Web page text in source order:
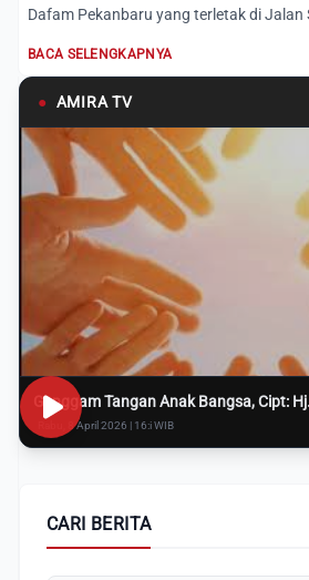
Dafam Pekanbaru yang terletak di Jalan
BACA SELENGKAPNYA
● AMIRA TV
Genggam Tangan Anak Bangsa, Cipt:
Rabu, 8 April 2026 | 16:i WIB
CARI BERITA